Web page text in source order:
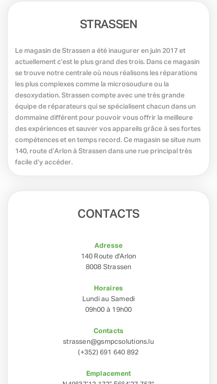
STRASSEN
Le magasin de Strassen a été inaugurer en juin 2017 et
actuellement c’est le plus grand des trois. Dans ce magasin
se trouve notre centrale où nous réalisons les réparations
les plus complexes comme la microsoudure ou la
desoxydation. Strassen compte avec une très grande
équipe de réparateurs qui se spécialisent chacun dans un
dommaine différent pour pouvoir vous offrir la meilleure
des expériences et sauver vos appareils grâce à ses fortes
compétences et en temps record. Ce magasin se situe num
140, route d’Arlon à Strassen dans une rue principal très
facile d’y accéder.
CONTACTS
Adresse
140 Route d'Arlon
8008 Strassen
Horaires
Lundi au Samedi
09h00 à 19h00
Contacts
strassen@gsmpcsolutions.lu
(+352) 691 640 892
Emplacement